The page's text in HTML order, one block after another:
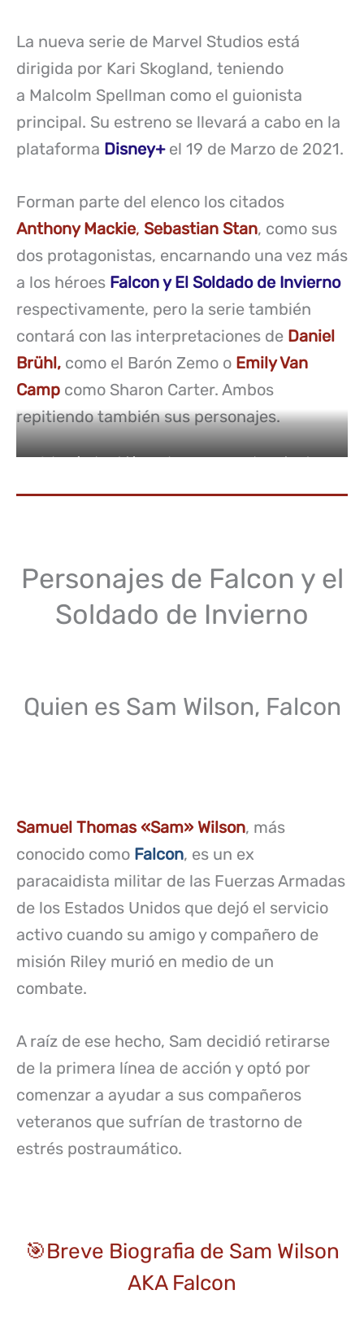
La nueva serie de Marvel Studios está
dirigida por Kari Skogland, teniendo
a Malcolm Spellman como el guionista
principal. Su estreno se llevará a cabo en la
plataforma Disney+el 19 de Marzo de 2021.
Forman parte del elenco los citados
Anthony Mackie, Sebastian Stan, como sus
dos protagonistas, encarnando una vez más
a los héroes Falcon y El Soldado de Invierno
respectivamente, pero la serie también
contará con las interpretaciones de Daniel
Brühl, como el Barón Zemo o Emily Van
Camp como Sharon Carter. Ambos
repitiendo también sus personajes.
Además, también podremos ver a otro miembro
Personajes de Falcon y el
Soldado de Invierno
Quien es Sam Wilson, Falcon
Samuel Thomas «Sam» Wilson, más
conocido como Falcon, es un ex
paracaidista militar de las Fuerzas Armadas
de los Estados Unidos que dejó el servicio
activo cuando su amigo y compañero de
misión Riley murió en medio de un
combate.
A raíz de ese hecho, Sam decidió retirarse
de la primera línea de acción y optó por
comenzar a ayudar a sus compañeros
veteranos que sufrían de trastorno de
estrés postraumático.
🎯Breve Biografia de Sam Wilson
AKA Falcon